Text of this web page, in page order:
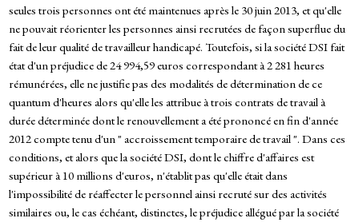
seules trois personnes ont été maintenues après le 30 juin 2013, et qu'elle
ne pouvait réorienter les personnes ainsi recrutées de façon superflue du
fait de leur qualité de travailleur handicapé. Toutefois, si la société DSI fait
état d'un préjudice de 24 994,59 euros correspondant à 2 281 heures
rémunérées, elle ne justifie pas des modalités de détermination de ce
quantum d'heures alors qu'elle les attribue à trois contrats de travail à
durée déterminée dont le renouvellement a été prononcé en fin d'année
2012 compte tenu d'un " accroissement temporaire de travail ". Dans ces
conditions, et alors que la société DSI, dont le chiffre d'affaires est
supérieur à 10 millions d'euros, n'établit pas qu'elle était dans
l'impossibilité de réaffecter le personnel ainsi recruté sur des activités
similaires ou, le cas échéant, distinctes, le préjudice allégué par la société